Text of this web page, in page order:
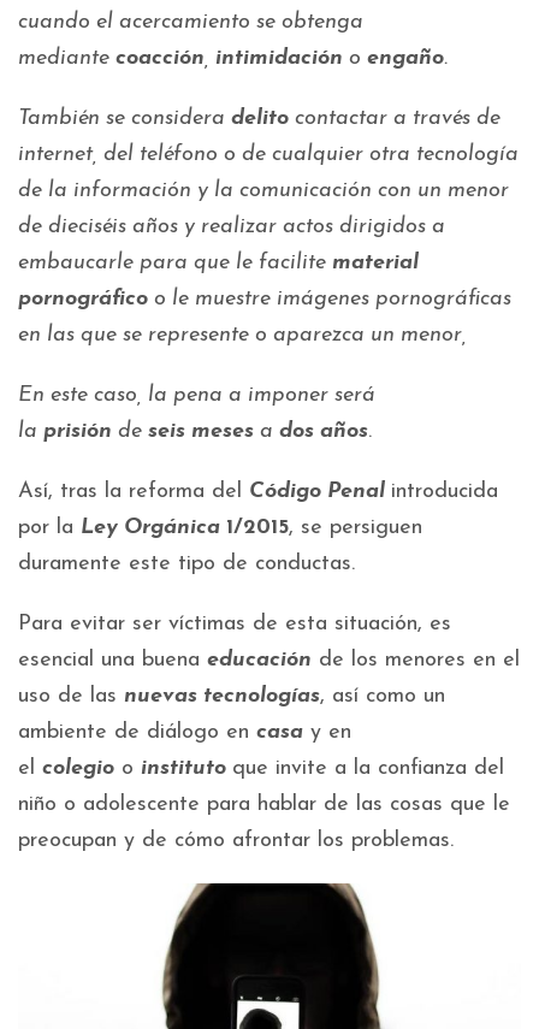
cuando el acercamiento se obtenga
mediante coacción intimidación o engaño.
También se considera delito contactar a través de
internet, del teléfono o de cualquier otra tecnología
de la información y la comunicación con un menor
de dieciséis años y realizar actos dirigidos a
embaucarle para que le facilite material
pornográfico o le muestre imágenes pornográficas
en las que se represente o aparezca un menor,
En este caso, la pena a imponer será
la prisión de seis meses a dos años.
Así, tras la reforma del Código Penal introducida
por la Ley Orgánica 1/2015, se persiguen
duramente este tipo de conductas.
Para evitar ser víctimas de esta situación, es
esencial una buena educación de los menores en el
uso de las nuevas tecnologías, así como un
ambiente de diálogo en casa y en
el colegio o instituto que invite a la confianza del
niño o adolescente para hablar de las cosas que le
preocupan y de cómo afrontar los problemas.